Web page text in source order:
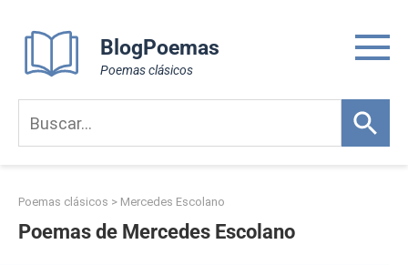
content
BlogPoemas
Poemas clásicos
Poemas clásicos > Mercedes Escolano
Poemas de Mercedes Escolano